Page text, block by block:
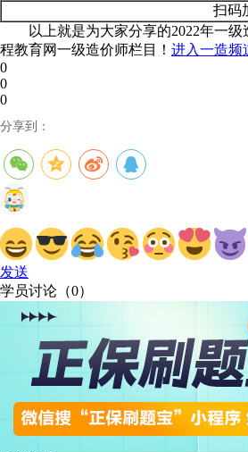
扫码
以上就是为大家分享的2022年一
程教育网一级造价师栏目！ 进入一造频
0
0
0
分享到：
发送
学员讨论（0）